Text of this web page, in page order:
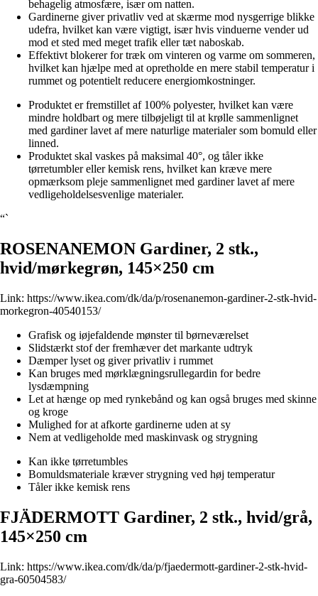
behagelig atmosfære, især om natten.
Gardinerne giver privatliv ved at skærme mod nysgerrige blikke
udefra, hvilket kan være vigtigt, især hvis vinduerne vender ud
mod et sted med meget trafik eller tæt naboskab.
Effektivt blokerer for træk om vinteren og varme om sommeren,
hvilket kan hjælpe med at opretholde en mere stabil temperatur i
rummet og potentielt reducere energiomkostninger.
Produktet er fremstillet af 100% polyester, hvilket kan være
mindre holdbart og mere tilbøjeligt til at krølle sammenlignet
med gardiner lavet af mere naturlige materialer som bomuld eller
linned.
Produktet skal vaskes på maksimal 40°, og tåler ikke
tørretumbler eller kemisk rens, hvilket kan kræve mere
opmærksom pleje sammenlignet med gardiner lavet af mere
vedligeholdelsesvenlige materialer.
“`
ROSENANEMON Gardiner, 2 stk.,
hvid/mørkegrøn, 145×250 cm
Link: https://www.ikea.com/dk/da/p/rosenanemon-gardiner-2-stk-hvid-
morkegron-40540153/
Grafisk og iøjefaldende mønster til børneværelset
Slidstærkt stof der fremhæver det markante udtryk
Dæmper lyset og giver privatliv i rummet
Kan bruges med mørklægningsrullegardin for bedre
lysdæmpning
Let at hænge op med rynkebånd og kan også bruges med skinne
og kroge
Mulighed for at afkorte gardinerne uden at sy
Nem at vedligeholde med maskinvask og strygning
Kan ikke tørretumbles
Bomuldsmateriale kræver strygning ved høj temperatur
Tåler ikke kemisk rens
FJÄDERMOTT Gardiner, 2 stk., hvid/grå,
145×250 cm
Link: https://www.ikea.com/dk/da/p/fjaedermott-gardiner-2-stk-hvid-
gra-60504583/